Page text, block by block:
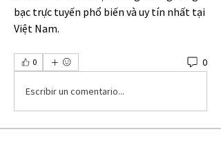
bạc trực tuyến phổ biến và uy tín nhất tại
Việt Nam.
0 0
Escribir un comentario...